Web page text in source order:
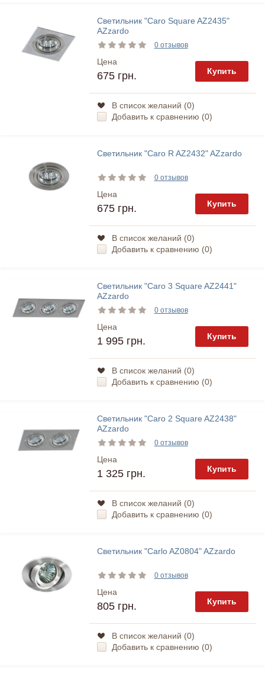
Светильник "Caro Square AZ2435"
AZzardo
0 отзывов
Цена
675 грн. Купить
В список желаний (0)
Добавить к сравнению (0)
Светильник "Caro R AZ2432" AZzardo
0 отзывов
Цена
675 грн. Купить
В список желаний (0)
Добавить к сравнению (0)
Светильник "Caro 3 Square AZ2441"
AZzardo
0 отзывов
Цена
1 995 грн. Купить
В список желаний (0)
Добавить к сравнению (0)
Светильник "Caro 2 Square AZ2438"
AZzardo
0 отзывов
Цена
1 325 грн. Купить
В список желаний (0)
Добавить к сравнению (0)
Светильник "Carlo AZ0804" AZzardo
0 отзывов
Цена
805 грн. Купить
В список желаний (0)
Добавить к сравнению (0)